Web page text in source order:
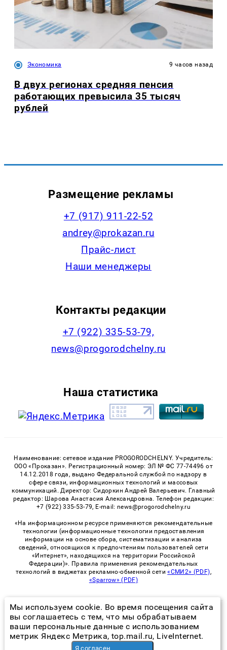
Экономика 9 часов назад
В двух регионах средняя пенсия
работающих превысила 35 тысяч
рублей
Размещение рекламы
+7 (917) 911-22-52
andrey@prokazan.ru
Прайс-лист
Наши менеджеры
Контакты редакции
+7 (922) 335-53-79,
news@progorodchelny.ru
Наша статистика
Наименование: сетевое издание PROGORODCHELNY. Учредитель:
ООО «Проказан». Регистрационный номер: ЭЛ № ФС 77-74496 от
14.12.2018 года, выдано Федеральной службой по надзору в
сфере связи, информационных технологий и массовых
коммуникаций. Директор: Сидоркин Андрей Валерьевич. Главный
редактор: Шарова Анастасия Александровна. Телефон редакции:
+7 (922) 335-53-79, E-mail: news@progorodchelny.ru
«На информационном ресурсе применяются рекомендательные
технологии (информационные технологии предоставления
информации на основе сбора, систематизации и анализа
сведений, относящихся к предпочтениям пользователей сети
«Интернет», находящихся на территории Российской
Федерации)». Правила применения рекомендательных
технологий в виджетах рекламно-обменной сети«СМИ2» (PDF),
«Sparrow» (PDF)
© 2026 «PROGorodChelny» | Все права защищены
Возрастная категория сайта 16+
Политика конфиденциальности
Мы используем cookie. Во время посещения сайта
вы соглашаетесь с тем, что мы обрабатываем
ваши персональные данные с использованием
метрик Яндекс Метрика, top.mail.ru, LiveInternet.
Я согласен